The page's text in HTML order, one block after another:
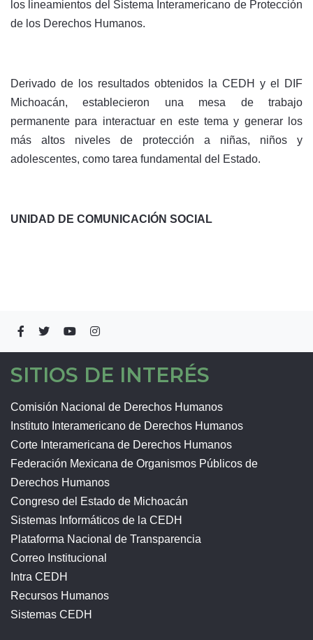
los lineamientos del Sistema Interamericano de Protección
de los Derechos Humanos.
Derivado de los resultados obtenidos la CEDH y el DIF
Michoacán, establecieron una mesa de trabajo
permanente para interactuar en este tema y generar los
más altos niveles de protección a niñas, niños y
adolescentes, como tarea fundamental del Estado.
UNIDAD DE COMUNICACIÓN SOCIAL
SITIOS DE INTERÉS
Comisión Nacional de Derechos Humanos
Instituto Interamericano de Derechos Humanos
Corte Interamericana de Derechos Humanos
Federación Mexicana de Organismos Públicos de
Derechos Humanos
Congreso del Estado de Michoacán
Sistemas Informáticos de la CEDH
Plataforma Nacional de Transparencia
Correo Institucional
Intra CEDH
Recursos Humanos
Sistemas CEDH